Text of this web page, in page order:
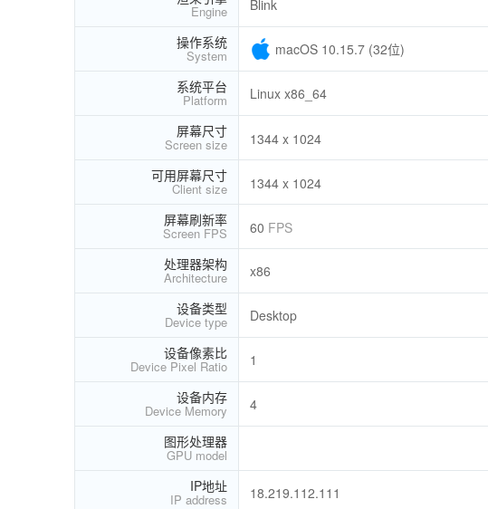
Engine Blink
操作系统
System macOS 10.15.7 (32位)
系统平台
Platform Linux x86_64
屏幕尺寸
Screen size
1344 x 1024
可用屏幕尺寸
Client size
1344 x 1024
屏幕刷新率
Screen FPS 60 FPS
处理器架构
Architecture x86
设备类型
Device type Desktop
设备像素比
Device Pixel Ratio 1
设备内存
Device Memory 4
图形处理器
GPU model
IP地址
IP address 18.219.112.111